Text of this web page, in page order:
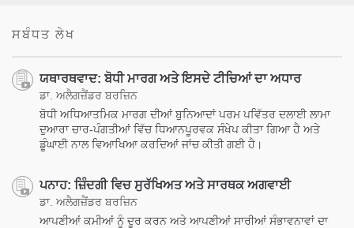
ਸਬੰਧਤ ਲੇਖ
ਯਥਾਰਥਵਾਦ: ਬੋਧੀ ਮਾਰਗ ਅਤੇ ਇਸਦੇ ਟੀਚਿਆਂ ਦਾ ਅਧਾਰ
ਡਾ. ਅਲੈਗਜ਼ੈਂਡਰ ਬਰਜ਼ਿਨ
ਬੋਧੀ ਅਧਿਆਤਮਿਕ ਮਾਰਗ ਦੀਆਂ ਬੁਨਿਆਦਾਂ ਪਰਮ ਪਵਿੱਤਰ ਦਲਾਈ ਲਾਮਾ
ਦੁਆਰਾ ਚਾਰ-ਪੰਗਤੀਆਂ ਵਿੱਚ ਧਿਆਨਪੂਰਵਕ ਸੰਖੇਪ ਕੀਤਾ ਗਿਆ ਹੈ ਅਤੇ
ਡੂੰਘਾਈ ਨਾਲ ਵਿਆਖਿਆ ਕਰਦਿਆਂ ਜਾਂਚ ਕੀਤੀ ਗਈ ਹੈ।
ਪਨਾਹ: ਜ਼ਿੰਦਗੀ ਵਿਚ ਸੁਰੱਖਿਅਤ ਅਤੇ ਸਾਰਥਕ ਅਗਵਾਈ
ਡਾ. ਅਲੈਗਜ਼ੈਂਡਰ ਬਰਜ਼ਿਨ
ਆਪਣੀਆਂ ਕਮੀਆਂ ਨੂੰ ਦੂਰ ਕਰਨ ਅਤੇ ਆਪਣੀਆਂ ਸਾਰੀਆਂ ਸੰਭਾਵਨਾਵਾਂ ਦਾ